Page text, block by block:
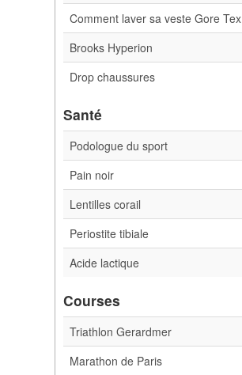
Comment laver sa veste Gore Tex
Brooks Hyperion
Drop chaussures
Santé
Podologue du sport
Pain noir
Lentilles corail
Periostite tibiale
Acide lactique
Courses
Triathlon Gerardmer
Marathon de Paris